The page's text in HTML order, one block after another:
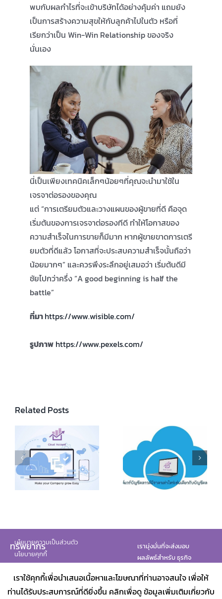
เราใช้คุกกี้เพื่อนำเสนอเนื้อหาและโฆษณาที่ท่านอาจสนใจ เพื่อให้
ท่านได้รับประสบการณ์ที่ดียิ่งขึ้น คลิกเพื่อดู ข้อมูลเพิ่มเติมเกี่ยวกับ
พบกับผลกำไรที่จะเข้าบริษัทได้อย่างคุ้มค่า แถมยัง
เป็นการสร้างความสุขให้กับลูกค้าไปในตัว หรือที่
เรียกว่าเป็น Win-Win Relationship ของจริง
นั่นเอง
นี่เป็นเพียงเทคนิคเล็กๆน้อยๆที่คุณจะนำมาใช้ใน
เจรจาต่อรองของคุณ
แต่ “การเตรียมตัวและวางแผนของผู้ขายที่ดี คือจุด
เริ่มต้นของการเจรจาต่อรองทีดี ทำให้โอกาสของ
ความสำเร็จในการขายก็มีมาก หากผู้ขายขาดการเตรี
ยมตัวที่ดีแล้ว โอกาสที่จะประสบความสำเร็จนั้นถือว่า
น้อยมากๆ” และควรพึงระลึกอยู่เสมอว่า เริ่มต้นดีมี
ชัยไปกว่าครึ่ง “A good beginning is half the
battle”
ที่มาhttps://www.wisible.com/
รูปภาพhttps://www.pexels.com/
Related Posts
How Much Does
Cloud Accounting
Software Cost
Online Accounting
Program
Comparison:
Cloud Accounting
Software vs.
Traditional
Accounting
ทรัพยากร
นโยบายความเป็นส่วนตัว
นโยบายคุกกี้
เรามุ่งมั่นที่จะส่งมอบ
ผลลัพธ์สำหรับ ธุรกิจ
พันธมิตรของเรา